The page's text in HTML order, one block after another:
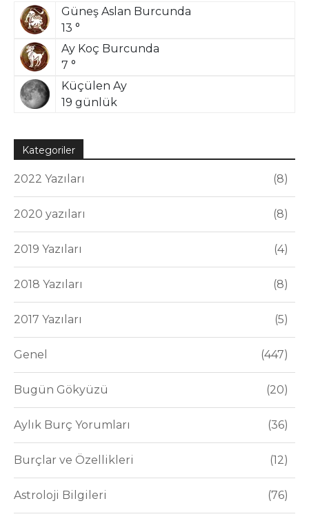
Güneş Aslan Burcunda
13 °
Ay Koç Burcunda
7 °
Küçülen Ay
19 günlük
Kategoriler
2022 Yazıları 8
2020 yazıları 8
2019 Yazıları 4
2018 Yazıları 8
2017 Yazıları 5
Genel 447
Bugün Gökyüzü 20
Aylık Burç Yorumları 36
Burçlar ve Özellikleri 12
Astroloji Bilgileri 76